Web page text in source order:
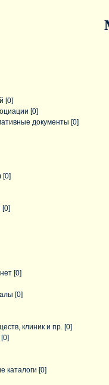
[0]
[0]
документы [0]
[0]
[0]
[0]
[0]
клиник и пр. [0]
[0]
каталоги [0]